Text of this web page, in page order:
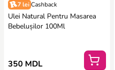
7 lei Cashback
Ulei Natural Pentru Masarea
Bebelușilor 100Ml
350 MDL